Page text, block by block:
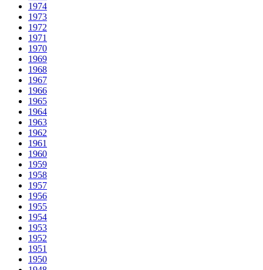
1974
1973
1972
1971
1970
1969
1968
1967
1966
1965
1964
1963
1962
1961
1960
1959
1958
1957
1956
1955
1954
1953
1952
1951
1950